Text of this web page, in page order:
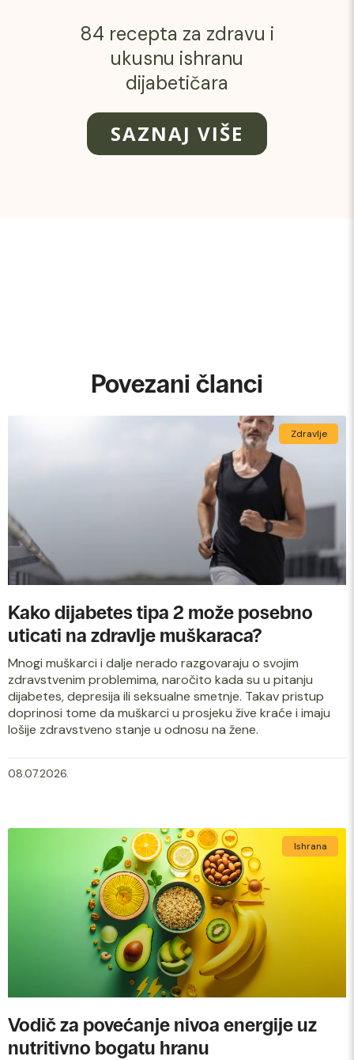
84 recepta za zdravu i
ukusnu ishranu
dijabetičara
SAZNAJ VIŠE
Povezani članci
Zdravlje
Kako dijabetes tipa 2 može posebno
uticati na zdravlje muškaraca?
Mnogi muškarci i dalje nerado razgovaraju o svojim
zdravstvenim problemima, naročito kada su u pitanju
dijabetes, depresija ili seksualne smetnje. Takav pristup
doprinosi tome da muškarci u prosjeku žive kraće i imaju
lošije zdravstveno stanje u odnosu na žene.
08.07.2026.
Ishrana
Vodič za povećanje nivoa energije uz
nutritivno bogatu hranu